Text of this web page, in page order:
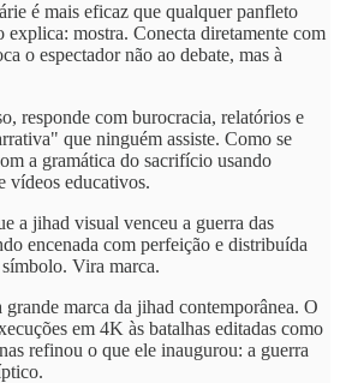
é mais eficaz que qualquer panfleto
mostra. Conecta diretamente com
o espectador não ao debate, mas à
responde com burocracia, relatórios e
que ninguém assiste. Como se
a gramática do sacrifício usando
vídeos educativos.
a jihad visual venceu a guerra das
encenada com perfeição e distribuída
Vira marca.
marca da jihad contemporânea. O
em 4K às batalhas editadas como
refinou o que ele inaugurou: a guerra